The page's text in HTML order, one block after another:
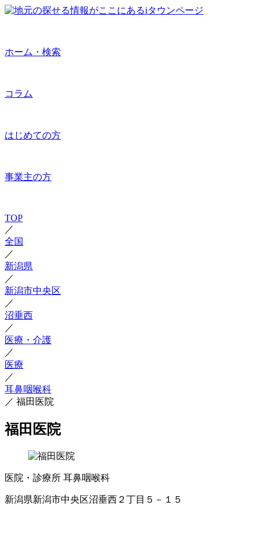
ホーム・検索
コラム
はじめての方
事業主の方
TOP
／
全国
／
新潟県
／
新潟市中央区
／
沼垂西
／
医療・介護
／
医療
／
耳鼻咽喉科
／ 福田医院
福田医院
医院・診療所 耳鼻咽喉科
新潟県新潟市中央区沼垂西２丁目５－１５